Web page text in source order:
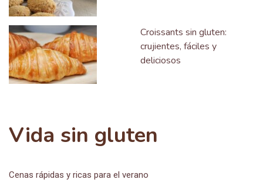
Croissants sin gluten:
crujientes, fáciles y
deliciosos
Vida sin gluten
Cenas rápidas y ricas para el verano